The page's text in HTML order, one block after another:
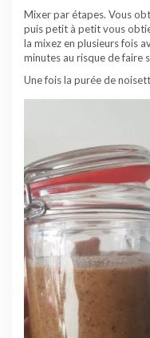
Mixer par étapes. Vous
puis petit à petit vous
la mixez en plusieurs fois
minutes au risque de faire
Une fois la purée de